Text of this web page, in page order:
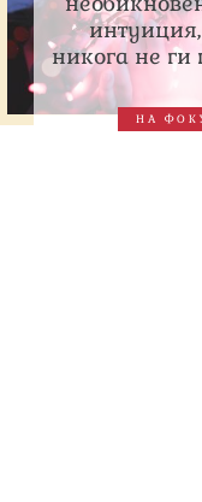
никога не ги
НА